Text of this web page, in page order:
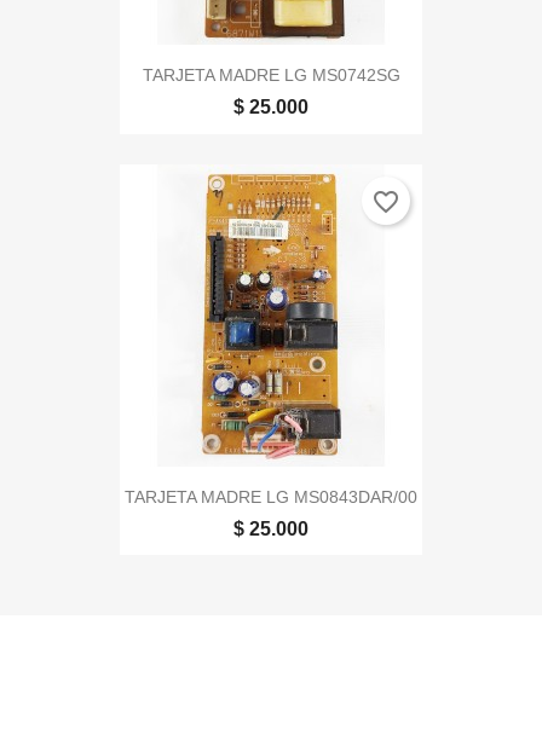
TARJETA MADRE LG MS0742SG
$ 25.000
TARJETA MADRE LG MS0843DAR/00
$ 25.000
favorite_border